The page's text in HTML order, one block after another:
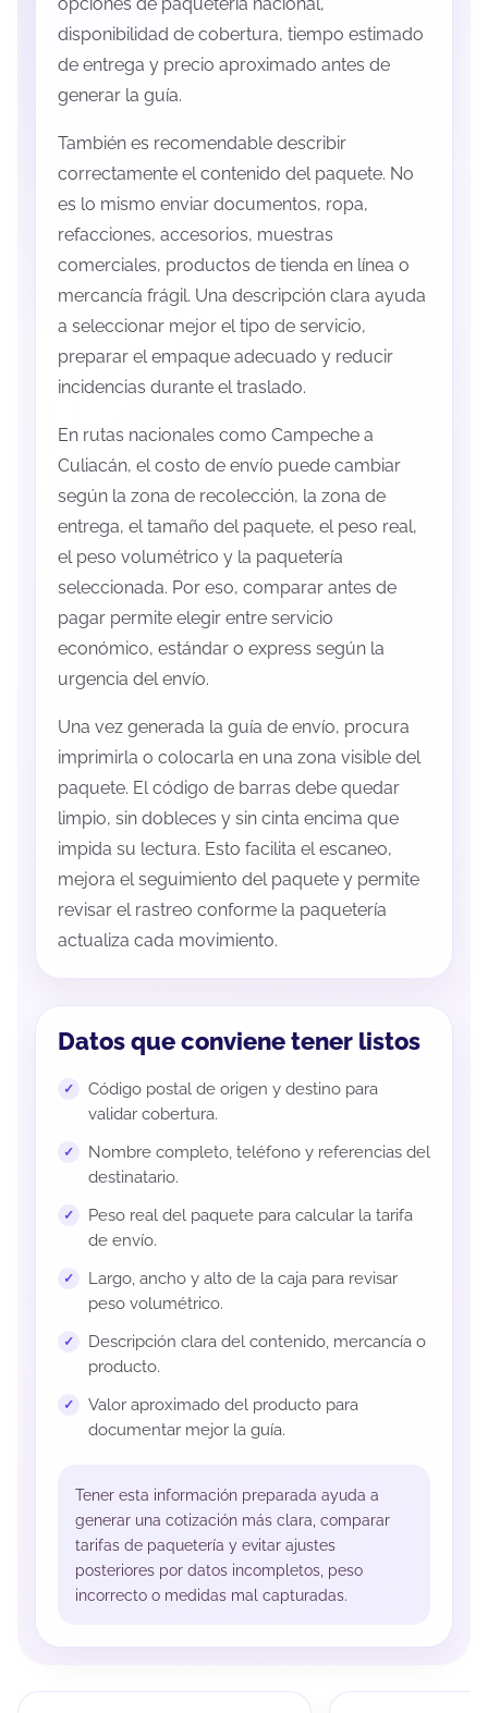
opciones de paquetería nacional,
disponibilidad de cobertura, tiempo estimado
de entrega y precio aproximado antes de
generar la guía.
También es recomendable describir
correctamente el contenido del paquete. No
es lo mismo enviar documentos, ropa,
refacciones, accesorios, muestras
comerciales, productos de tienda en línea o
mercancía frágil. Una descripción clara ayuda
a seleccionar mejor el tipo de servicio,
preparar el empaque adecuado y reducir
incidencias durante el traslado.
En rutas nacionales como Campeche a
Culiacán, el costo de envío puede cambiar
según la zona de recolección, la zona de
entrega, el tamaño del paquete, el peso real,
el peso volumétrico y la paquetería
seleccionada. Por eso, comparar antes de
pagar permite elegir entre servicio
económico, estándar o express según la
urgencia del envío.
Una vez generada la guía de envío, procura
imprimirla o colocarla en una zona visible del
paquete. El código de barras debe quedar
limpio, sin dobleces y sin cinta encima que
impida su lectura. Esto facilita el escaneo,
mejora el seguimiento del paquete y permite
revisar el rastreo conforme la paquetería
actualiza cada movimiento.
Datos que conviene tener listos
Código postal de origen y destino para
validar cobertura.
Nombre completo, teléfono y referencias del
destinatario.
Peso real del paquete para calcular la tarifa
de envío.
Largo, ancho y alto de la caja para revisar
peso volumétrico.
Descripción clara del contenido, mercancía o
producto.
Valor aproximado del producto para
documentar mejor la guía.
Tener esta información preparada ayuda a
generar una cotización más clara, comparar
tarifas de paquetería y evitar ajustes
posteriores por datos incompletos, peso
incorrecto o medidas mal capturadas.